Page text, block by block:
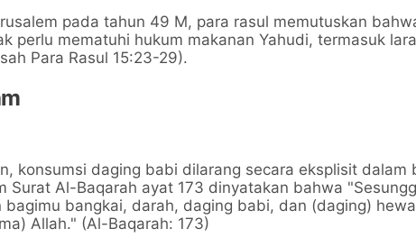
pada tahun 49 M, para rasul memutuskan
perlu mematuhi hukum makanan Yahudi, termasuk
Para Rasul 15:23-29).
konsumsi daging babi dilarang secara eksplisit dalam
Surat Al-Baqarah ayat 173 dinyatakan bahwa
bagimu bangkai, darah, daging babi, dan (daging)
Allah." (Al-Baqarah: 173)